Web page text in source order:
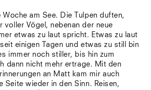
Woche am See. Die Tulpen duften,
voller Vögel, nebenan der neue
etwas zu laut spricht. Etwas zu laut
einigen Tagen und etwas zu still bin
immer noch stiller, bis hin zum
dann nicht mehr ertrage. Mit den
an Matt kam mir auch
Seite wieder in den Sinn. Reisen,